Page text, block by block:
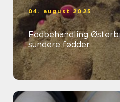
04. august 2025
Fodbehandling
sundere fødder